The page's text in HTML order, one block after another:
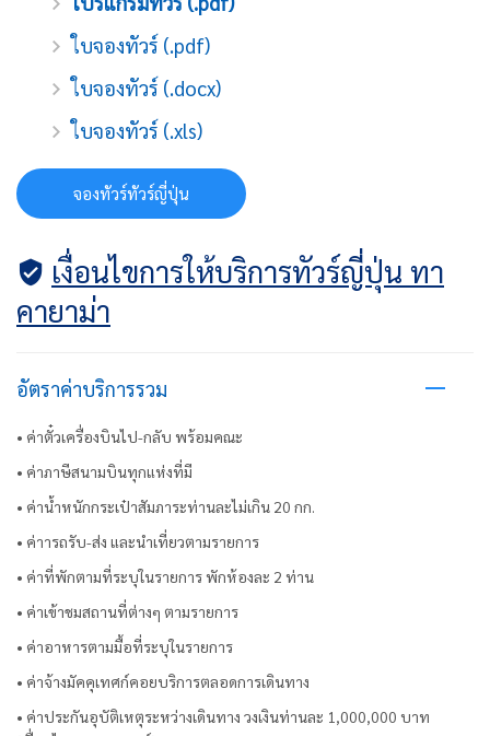
ใบจองทัวร์ (.pdf)
ใบจองทัวร์ (.docx)
ใบจองทัวร์ (.xls)
จองทัวร์ทัวร์ญี่ปุ่น
เงื่อนไขการให้บริการทัวร์ญี่ปุ่น ทา
คายาม่า
อัตราค่าบริการรวม
• ค่าตั๋วเครื่องบินไป-กลับ พร้อมคณะ
• ค่าภาษีสนามบินทุกแห่งที่มี
• ค่าน้ำหนักกระเป๋าสัมภาระท่านละไม่เกิน 20 กก.
• ค่าารถรับ-ส่ง และนำเที่ยวตามรายการ
• ค่าที่พักตามที่ระบุในรายการ พักห้องละ 2 ท่าน
• ค่าเข้าชมสถานที่ต่างๆ ตามรายการ
• ค่าอาหารตามมื้อที่ระบุในรายการ
• ค่าจ้างมัคคุเทศก์คอยบริการตลอดการเดินทาง
• ค่าประกันอุบัติเหตุระหว่างเดินทาง วงเงินท่านละ 1,000,000 บาท